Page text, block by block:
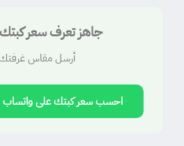
جاهز تعرف سعر
أرسل مقاس غرفتك
احسب سعر كبتك على واتساب